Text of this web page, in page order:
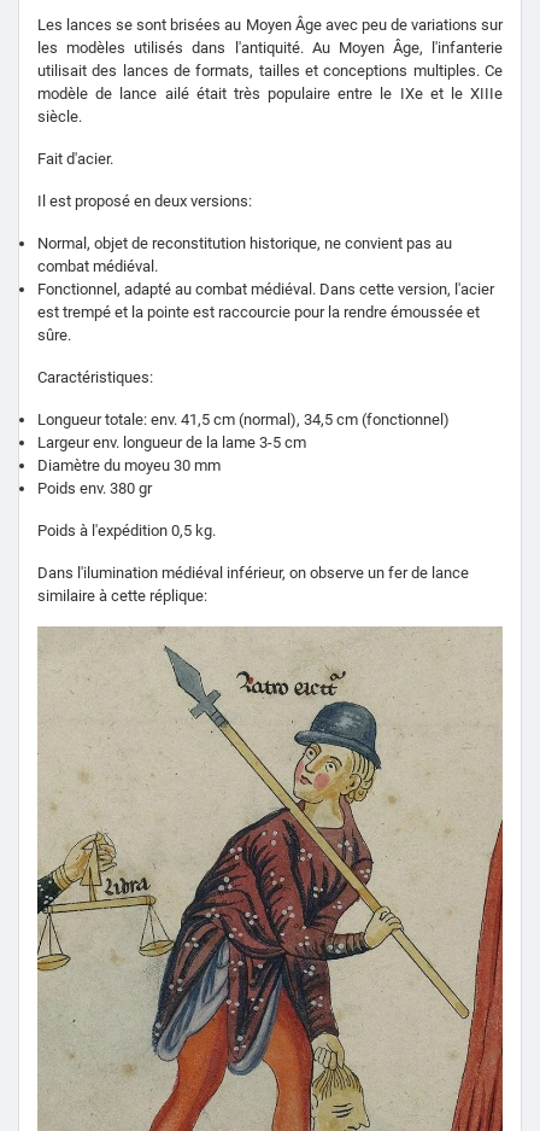
Les lances se sont brisées au Moyen Âge avec peu de variations sur
les modèles utilisés dans l'antiquité. Au Moyen Âge, l'infanterie
utilisait des lances de formats, tailles et conceptions multiples. Ce
modèle de lance ailé était très populaire entre le IXe et le XIIIe
siècle.
Fait d'acier.
Il est proposé en deux versions:
Normal, objet de reconstitution historique, ne convient pas au
combat médiéval.
Fonctionnel, adapté au combat médiéval. Dans cette version, l'acier
est trempé et la pointe est raccourcie pour la rendre émoussée et
sûre.
Caractéristiques:
Longueur totale: env. 41,5 cm (normal), 34,5 cm (fonctionnel)
Largeur env. longueur de la lame 3-5 cm
Diamètre du moyeu 30 mm
Poids env. 380 gr
Poids à l'expédition 0,5 kg.
Dans l'ilumination médiéval inférieur, on observe un fer de lance
similaire à cette réplique: